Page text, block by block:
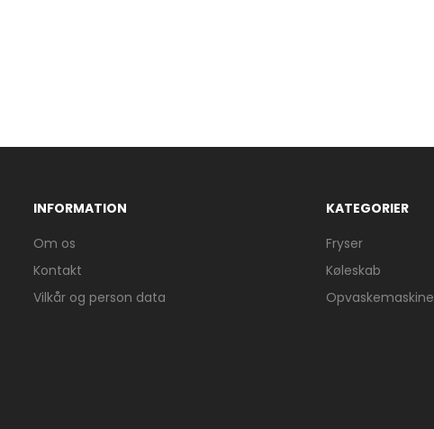
INFORMATION
Om os
Kontakt
Vilkår og person data
KATEGORIER
Fryser
Køleskab
Opvaskemaskine